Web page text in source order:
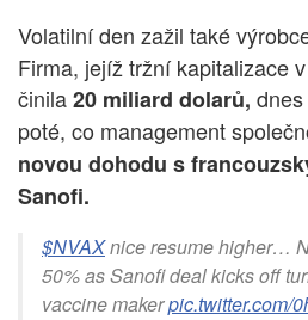
Volatilní den zažil také
Firma, jejíž tržní kapitalizace
činila20 miliard dolarů,
poté, co management
novou dohodu s
Sanofi.
$NVAXnice resume higher…
50% as Sanofi deal kicks off
vaccine makerpic.twitter.com/